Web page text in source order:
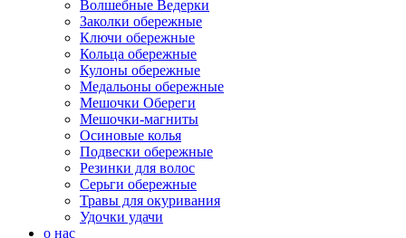
Волшебные Ведерки
Заколки обережные
Ключи обережные
Кольца обережные
Кулоны обережные
Медальоны обережные
Мешочки Обереги
Мешочки-магниты
Осиновые колья
Подвески обережные
Резинки для волос
Серьги обережные
Травы для окуривания
Удочки удачи
о нас